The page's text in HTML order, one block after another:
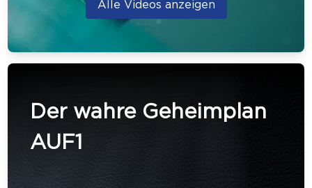
Alle Videos anzeigen
Der wahre Geheimplan
AUF1